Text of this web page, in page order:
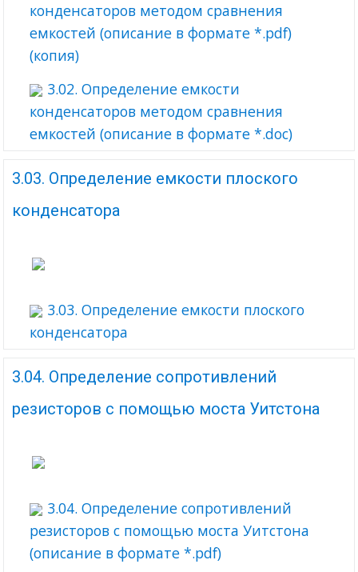
конденсаторов методом сравнения
емкостей (описание в формате *.pdf)
(копия)
3.02. Определение емкости
конденсаторов методом сравнения
емкостей (описание в формате *.doc)
3.03. Определение емкости плоского
конденсатора
3.03. Определение емкости плоского
конденсатора
3.04. Определение сопротивлений
резисторов с помощью моста Уитстона
3.04. Определение сопротивлений
резисторов с помощью моста Уитстона
(описание в формате *.pdf)